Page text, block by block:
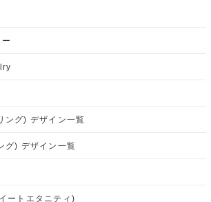
ング) デザイン一覧
グ) デザイン一覧
ートエタニティ)